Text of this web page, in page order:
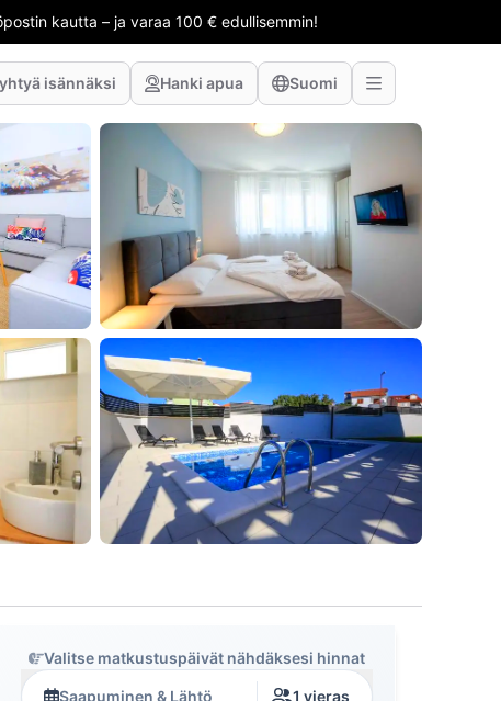
kautta – ja varaa 100 € edullisemmin!
isännäksi Hanki apua Suomi
Valitse matkustuspäivät nähdäksesi hinnat
Saapuminen & Lähtö 1 vieras